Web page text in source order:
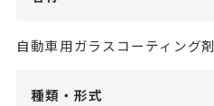
自動車用ガラスコーティング剤
種類・形式